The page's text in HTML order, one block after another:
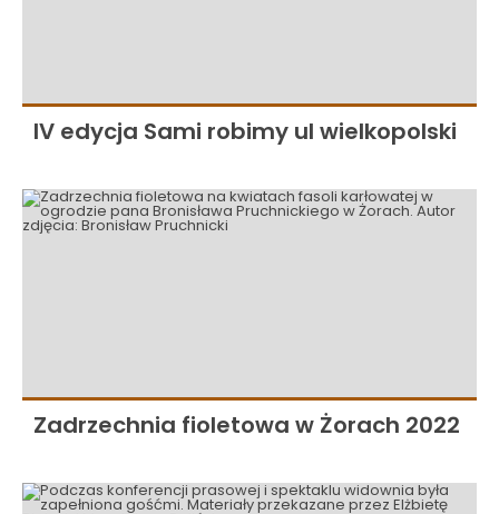
IV edycja Sami robimy ul wielkopolski
Zadrzechnia fioletowa w Żorach 2022